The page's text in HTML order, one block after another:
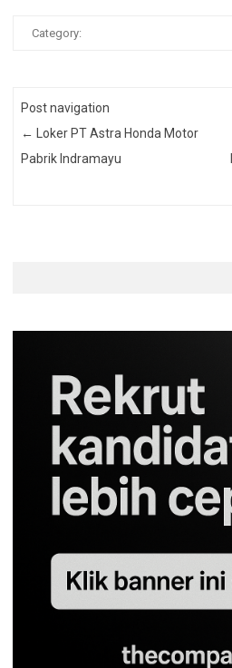
Category:
Post navigation
←
Loker PT Astra Honda Motor
Pabrik Indramayu